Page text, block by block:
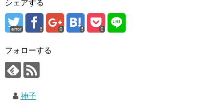
シェアする
error 0 0
フォローする
神子